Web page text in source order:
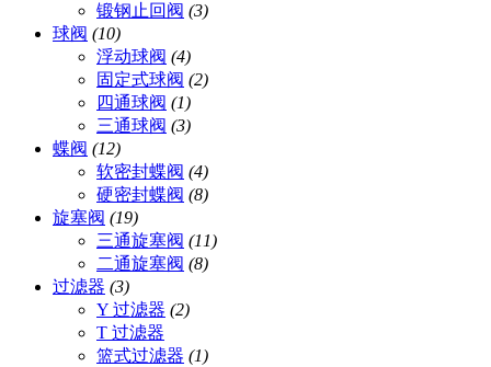
锻钢止回阀 (3)
球阀 (10)
浮动球阀 (4)
固定式球阀 (2)
四通球阀 (1)
三通球阀 (3)
蝶阀 (12)
软密封蝶阀 (4)
硬密封蝶阀 (8)
旋塞阀 (19)
三通旋塞阀 (11)
二通旋塞阀 (8)
过滤器 (3)
Y 过滤器 (2)
T 过滤器
篮式过滤器 (1)